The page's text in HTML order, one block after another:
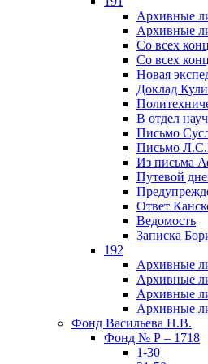
Архивные
Архивные
Со всех
Со всех
Новая
Доклад
В отдел
Письмо
Письмо
Из письма
Путевой
Ответ
Ведомость
Записка
192
Архивные
Архивные
Архивные
Архивные
Фонд Васильева Н.В.
Фонд № Р – 1718
1-30